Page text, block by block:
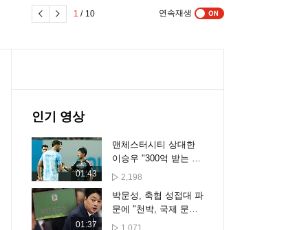
1 / 10 연속재생
인기 영상
01:43
맨체스터시티 상대한
이승우 "300억 받는 선
수랑 같겠어요?"
2,198
01:37
박문성, 축협 성접대 파
문에 "천박, 국제 문제
비화될 수도"
1,071